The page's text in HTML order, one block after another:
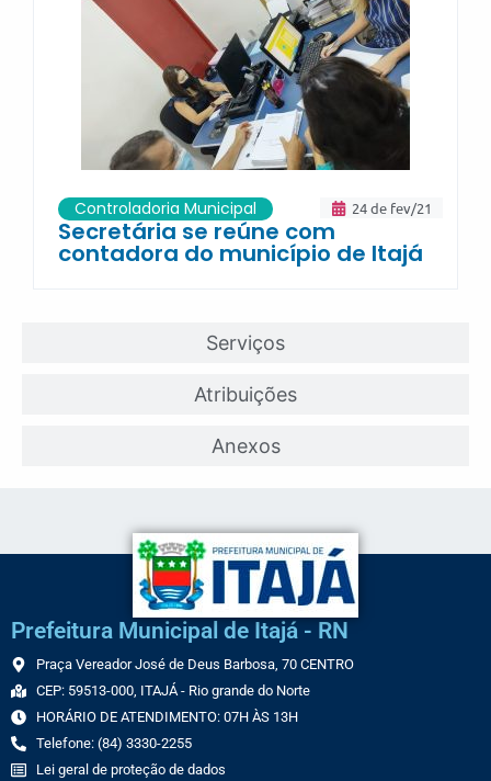
Serviços
Atribuições
Anexos
24 de fev/21
Controladoria Municipal
Secretária se reúne com
contadora do município de Itajá
Prefeitura Municipal de Itajá - RN
Praça Vereador José de Deus Barbosa, 70 CENTRO
CEP: 59513-000, ITAJÁ - Rio grande do Norte
HORÁRIO DE ATENDIMENTO: 07H ÀS 13H
Telefone: (84) 3330-2255
Lei geral de proteção de dados